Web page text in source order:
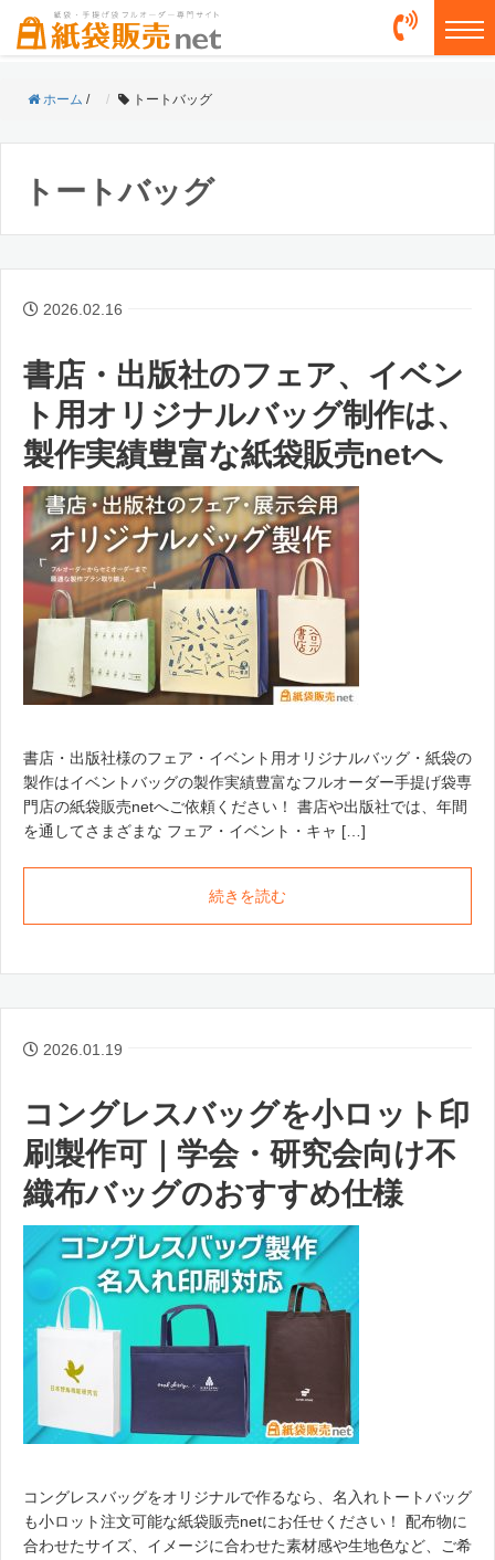
ホーム / トートバッグ
トートバッグ
2026.02.16
書店・出版社のフェア、イベン
ト用オリジナルバッグ制作は、
製作実績豊富な紙袋販売netへ
書店・出版社様のフェア・イベント用オリジナルバッグ・紙袋の
製作はイベントバッグの製作実績豊富なフルオーダー手提げ袋専
門店の紙袋販売netへご依頼ください！ 書店や出版社では、年間
を通してさまざまな フェア・イベント・キャ […]
続きを読む
2026.01.19
コングレスバッグを小ロット印
刷製作可｜学会・研究会向け不
織布バッグのおすすめ仕様
コングレスバッグをオリジナルで作るなら、名入れトートバッグ
も小ロット注文可能な紙袋販売netにお任せください！ 配布物に
合わせたサイズ、イメージに合わせた素材感や生地色など、ご希